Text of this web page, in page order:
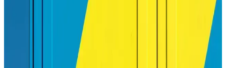
Yazıcı Etiket Kağıdı Seçimi ve Kullanımı İçin
Yazıcı etiket kağıdı seçiminde dikkat edilmesi gerekenler, çeşitleri ve
kullanım ipuçlarıyla ilgili detaylı rehber. Uygun ürünleri seçerek
baskı kalitenizi artırın ve projelerinize profesyonel dokunuşlar katın.